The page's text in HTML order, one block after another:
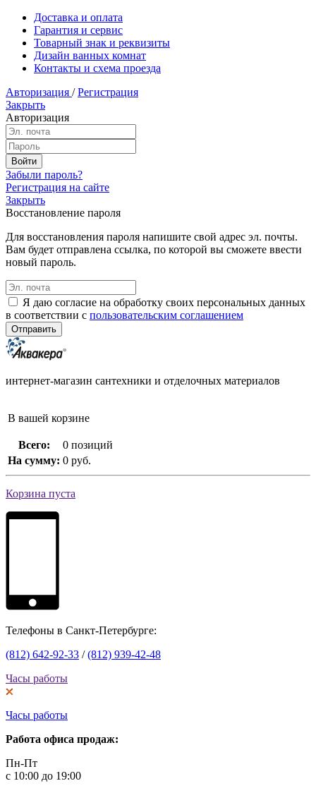
Доставка и оплата
Гарантия и сервис
Товарный знак и реквизиты
Дизайн ванных комнат
Контакты и схема проезда
Авторизация / Регистрация
Закрыть
Авторизация
Забыли пароль?
Регистрация на сайте
Закрыть
Восстановление пароля
Для восстановления пароля напишите свой адрес эл. почты.
Вам будет отправлена ссылка, по которой вы сможете ввести
новый пароль.
Я даю согласие на обработку своих персональных данных
в соответствии с пользовательским соглашением
интернет-магазин сантехники и отделочных материалов
В вашей корзине
Всего:
0 позиций
На сумму: 0 руб.
Корзина пуста
Телефоны в Санкт-Петербурге:
(812) 642-92-33 /(812) 939-42-48
Часы работы
Часы работы
Работа офиса продаж:
Пн-Пт
с 10:00 до 19:00